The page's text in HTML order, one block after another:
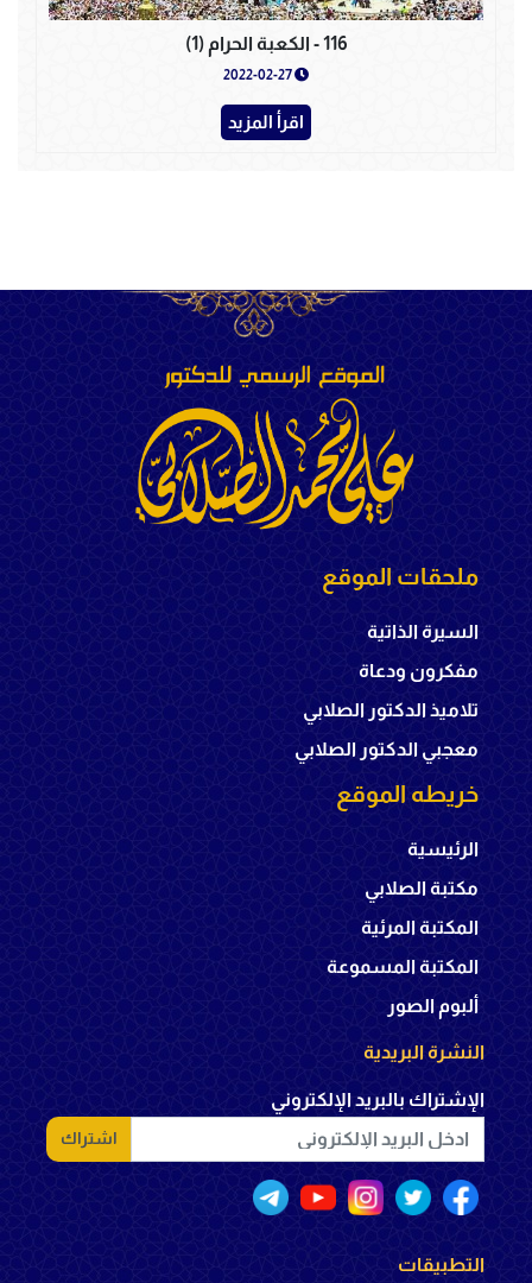
116 - الكعبة الحرام (1)
اقرأ المزيد
ملحقات الموقع
السيرة الذاتية
مفكرون ودعاة
تلاميذ الدكتور الصلابي
معجبي الدكتور الصلابي
خريطه الموقع
الرئيسية
مكتبة الصلابي
المكتبة المرئية
المكتبة المسموعة
ألبوم الصور
النشرة البريدية
الإشتراك بالبريد الإلكتروني
اشتراك
التطبيقات